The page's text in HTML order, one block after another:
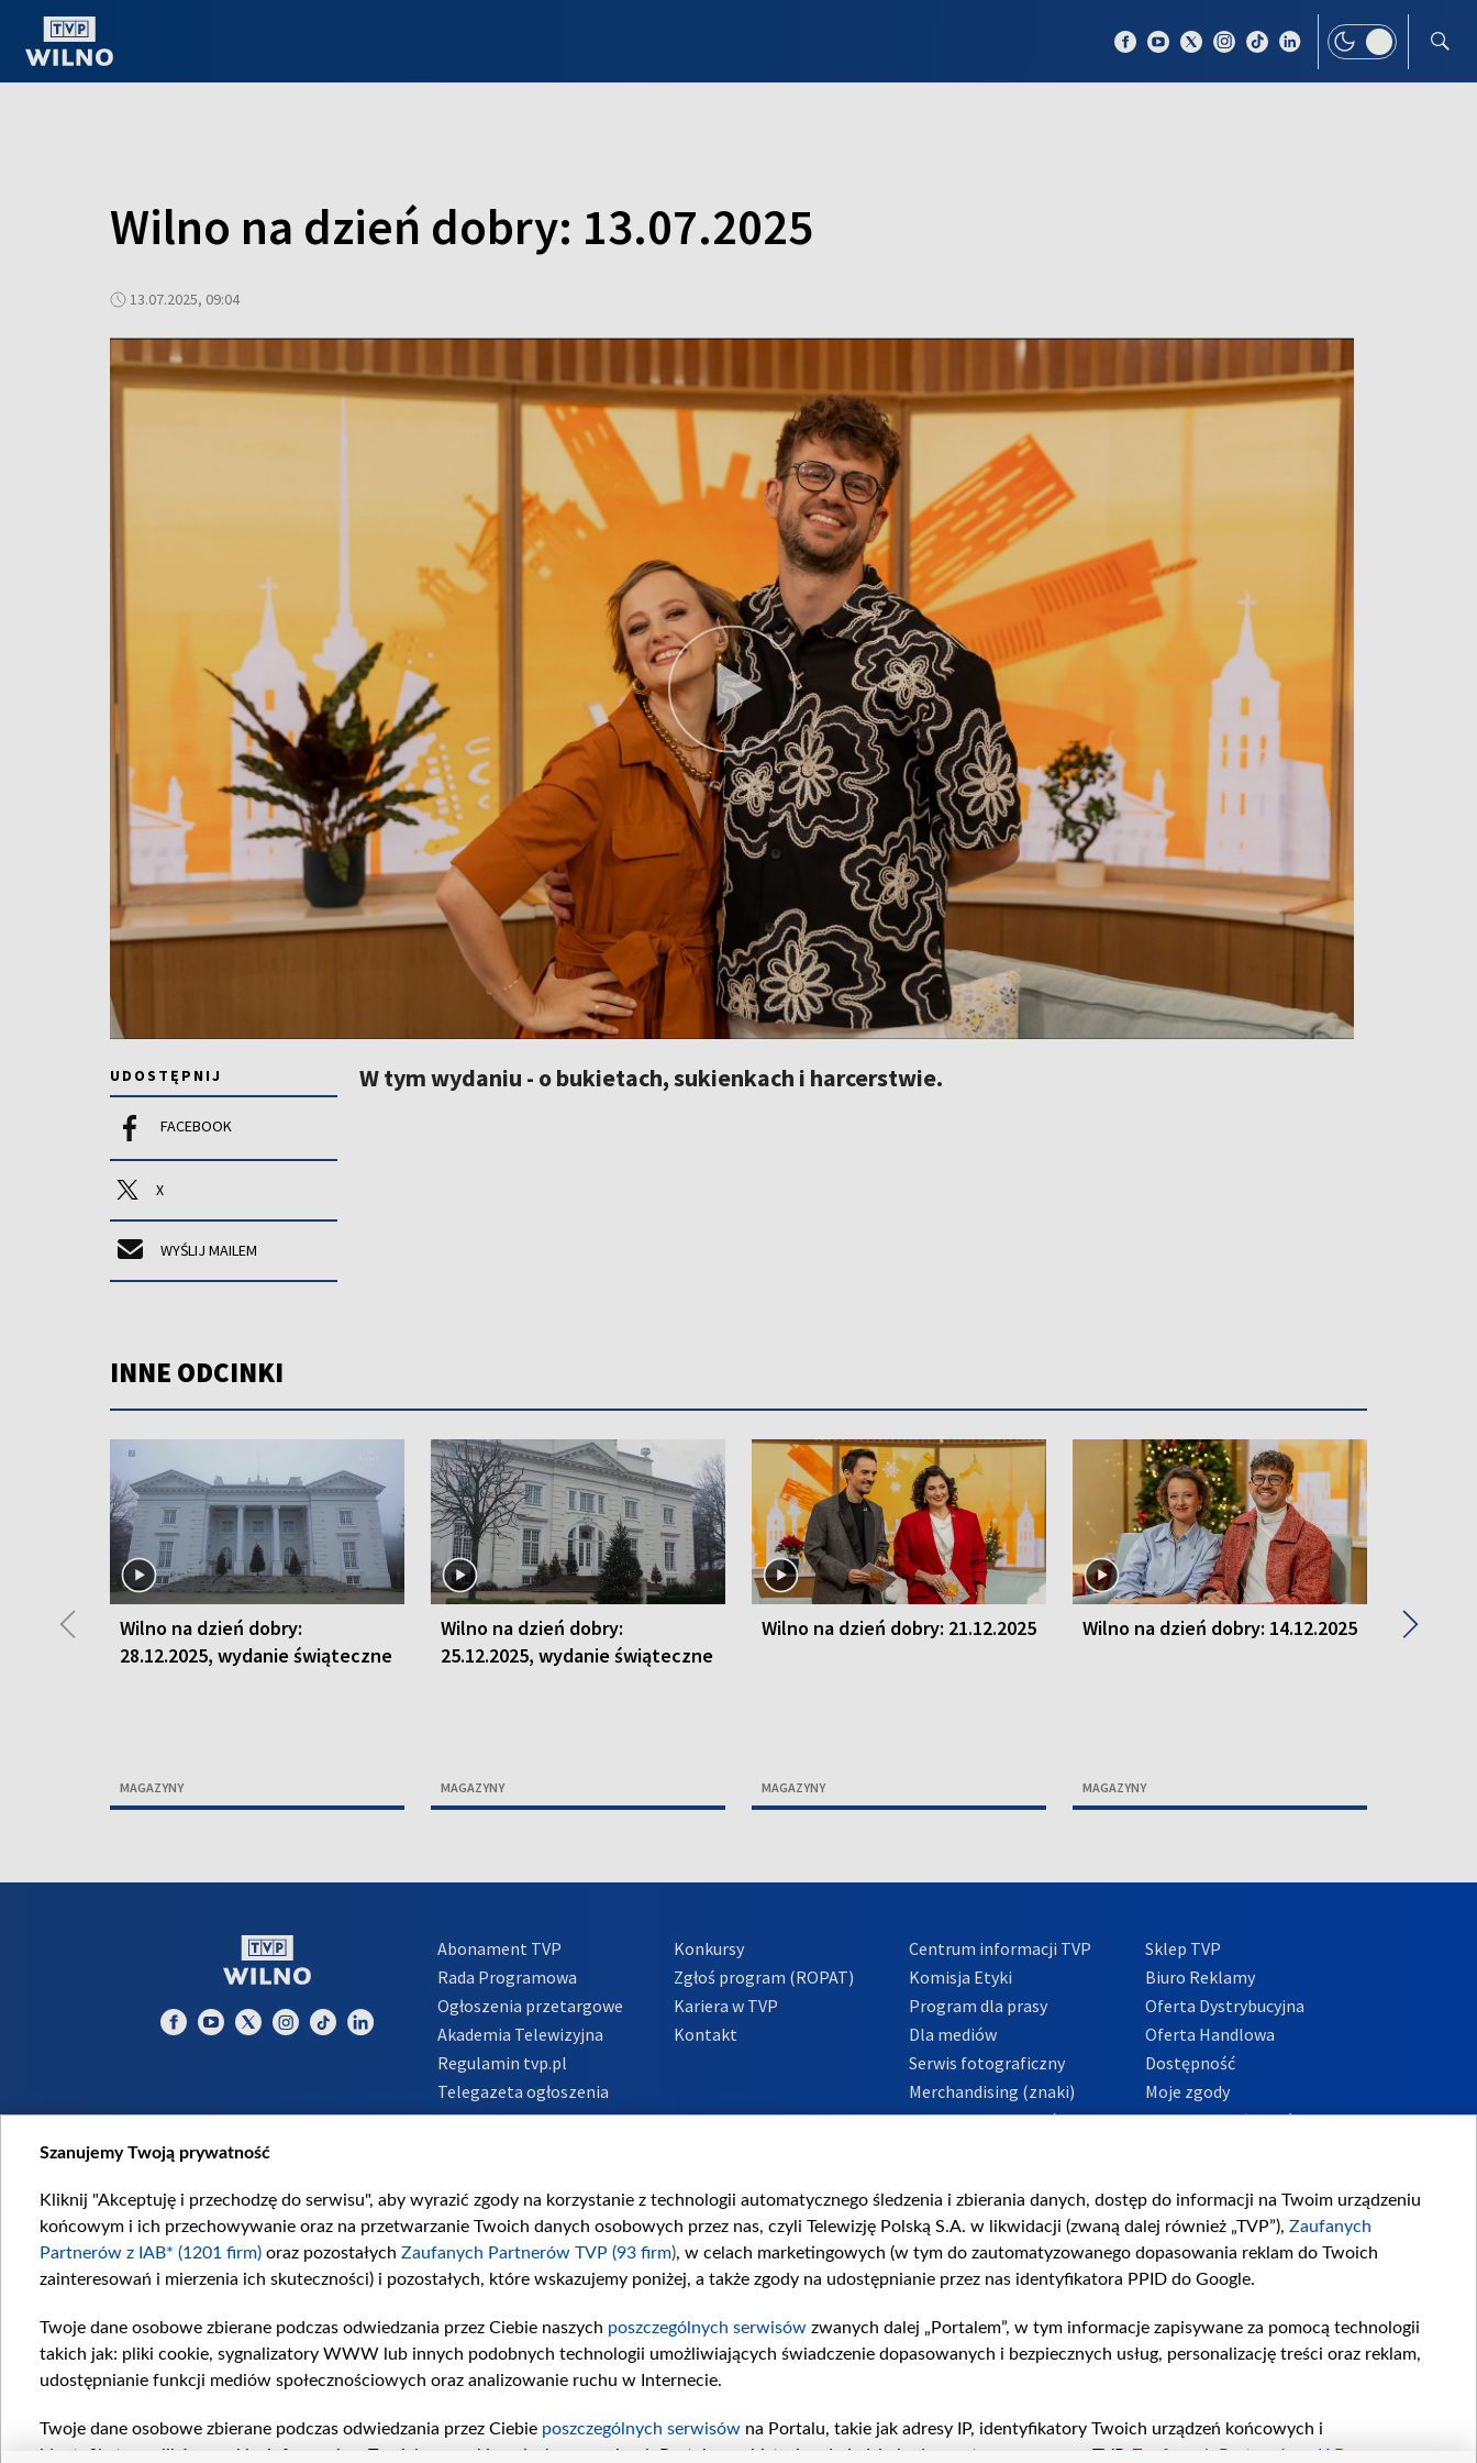
Wilno na dzień dobry: 13.07.2025
13.07.2025, 09:04
UDOSTĘPNIJ
FACEBOOK
X
WYŚLIJ MAILEM
W tym wydaniu - o bukietach, sukienkach i harcerstwie.
INNE ODCINKI
Wilno na dzień dobry:
28.12.2025, wydanie świąteczne
MAGAZYNY
Wilno na dzień dobry:
25.12.2025, wydanie świąteczne
MAGAZYNY
Wilno na dzień dobry: 21.12.2025
MAGAZYNY
Wilno na dzień dobry: 14.12.2025
MAGAZYNY
Wilno
◀ ▶
Abonament TVP
Rada Programowa
Ogłoszenia przetargowe
Akademia Telewizyjna
Regulamin tvp.pl
Telegazeta ogłoszenia
Informacje o nadawcy
Konkursy
Zgłoś program (ROPAT)
Kariera w TVP
Kontakt
Centrum informacji TVP
Komisja Etyki
Program dla prasy
Dla mediów
Serwis fotograficzny
Merchandising (znaki)
Polityka Prywatności
Sklep TVP
Biuro Reklamy
Oferta Dystrybucyjna
Oferta Handlowa
Dostępność
Moje zgody
Procedura zgłoszeń
Szanujemy Twoją prywatność
Kliknij "Akceptuję i przechodzę do serwisu", aby wyrazić zgody na korzystanie z technologii automatycznego śledzenia i zbierania danych, dostęp do informacji na Twoim urządzeniu
końcowym i ich przechowywanie oraz na przetwarzanie Twoich danych osobowych przez nas, czyli Telewizję Polską S.A. w likwidacji (zwaną dalej również „TVP”), Zaufanych
Partnerów z IAB* (1201 firm) oraz pozostałych Zaufanych Partnerów TVP (93 firm), w celach marketingowych (w tym do zautomatyzowanego dopasowania reklam do Twoich
zainteresowań i mierzenia ich skuteczności) i pozostałych, które wskazujemy poniżej, a także zgody na udostępnianie przez nas identyfikatora PPID do Google.
Twoje dane osobowe zbierane podczas odwiedzania przez Ciebie naszych poszczególnych serwisów zwanych dalej „Portalem”, w tym informacje zapisywane za pomocą technologii
takich jak: pliki cookie, sygnalizatory WWW lub innych podobnych technologii umożliwiających świadczenie dopasowanych i bezpiecznych usług, personalizację treści oraz reklam,
udostępnianie funkcji mediów społecznościowych oraz analizowanie ruchu w Internecie.
Twoje dane osobowe zbierane podczas odwiedzania przez Ciebie poszczególnych serwisów na Portalu, takie jak adresy IP, identyfikatory Twoich urządzeń końcowych i
identyfikatory plików cookie, informacje o Twoich wyszukiwaniach w serwisach Portalu czy historia odwiedzin będą przetwarzane przez TVP, Zaufanych Partnerów z IAB